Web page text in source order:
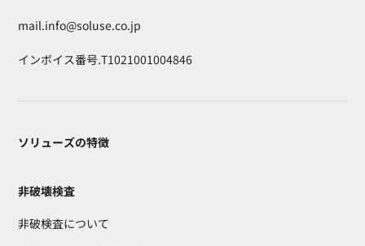
mail.info@soluse.co.jp
インボイス番号.T1021001004846
ソリューズの特徴
非破壊検査
非破検査について